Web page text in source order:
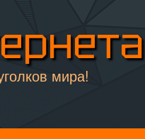
мира!